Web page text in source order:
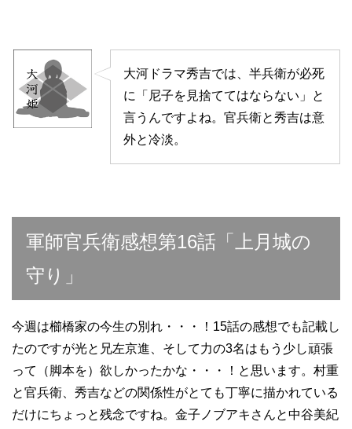
大河ドラマ秀吉では、半兵衛が必死
に「尼子を見捨ててはならない」と
言うんですよね。官兵衛と秀吉は意
外と冷淡。
軍師官兵衛感想第16話「上月城の
守り」
今週は櫛橋家の今生の別れ・・・！15話の感想でも記載し
たのですが光と兄左京進、そして力の3名はもう少し頑張
って（脚本を）欲しかったかな・・・！と思います。村重
と官兵衛、秀吉などの関係性がとても丁寧に描かれている
だけにちょっと残念ですね。金子ノブアキさんと中谷美紀